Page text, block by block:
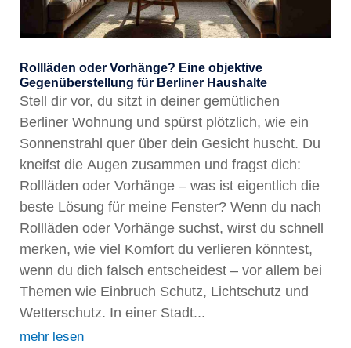
Rollläden oder Vorhänge? Eine objektive
Gegenüberstellung für Berliner Haushalte
Stell dir vor, du sitzt in deiner gemütlichen
Berliner Wohnung und spürst plötzlich, wie ein
Sonnenstrahl quer über dein Gesicht huscht. Du
kneifst die Augen zusammen und fragst dich:
Rollläden oder Vorhänge – was ist eigentlich die
beste Lösung für meine Fenster? Wenn du nach
Rollläden oder Vorhänge suchst, wirst du schnell
merken, wie viel Komfort du verlieren könntest,
wenn du dich falsch entscheidest – vor allem bei
Themen wie Einbruch Schutz, Lichtschutz und
Wetterschutz. In einer Stadt...
mehr lesen